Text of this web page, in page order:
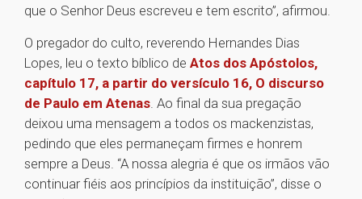
que o Senhor Deus escreveu e tem escrito”, afirmou.
O pregador do culto, reverendo Hernandes Dias
Lopes, leu o texto bíblico de Atos dos Apóstolos,
capítulo 17, a partir do versículo 16, O discurso
de Paulo em Atenas. Ao final da sua pregação
deixou uma mensagem a todos os mackenzistas,
pedindo que eles permaneçam firmes e honrem
sempre a Deus. “A nossa alegria é que os irmãos vão
continuar fiéis aos princípios da instituição”, disse o